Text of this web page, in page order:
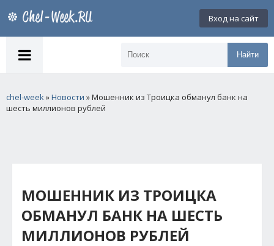
Вход на сайт
Найти
chel-week»Новости » Мошенник из Троицка обманул банк на
шесть миллионов рублей
МОШЕННИК ИЗ ТРОИЦКА
ОБМАНУЛ БАНК НА ШЕСТЬ
МИЛЛИОНОВ РУБЛЕЙ